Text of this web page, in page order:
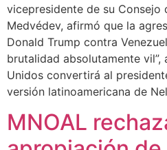
vicepresidente de su Consejo
Medvédev, afirmó que la
Donald Trump contra
brutalidad absolutamente
Unidos convertirá al
versión latinoamericana de
MNOAL